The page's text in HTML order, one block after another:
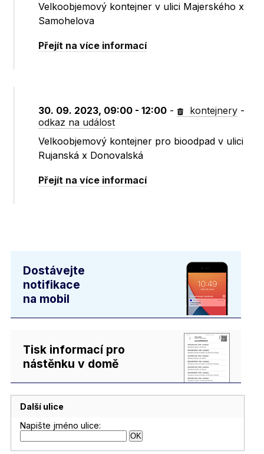
Velkoobjemový kontejner v ulici Majerského x
Samohelova
Přejít na více informací
30. 09. 2023, 09:00 - 12:00 - kontejnery -
odkaz na událost
Velkoobjemový kontejner pro bioodpad v ulici
Rujanská x Donovalská
Přejít na více informací
Dostávejte
notifikace
na mobil
Tisk informací pro
nástěnku v domě
Další ulice
Napište jméno ulice: